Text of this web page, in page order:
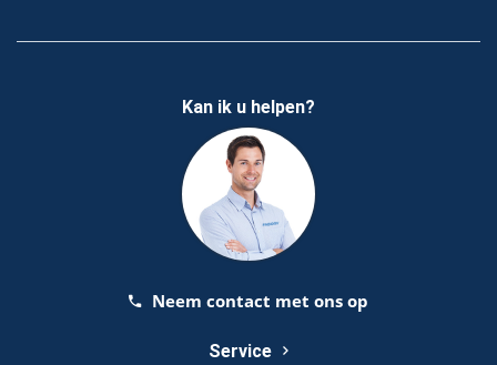
Kan ik u helpen?
Neem contact met ons op
Service